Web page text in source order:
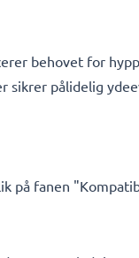
behovet for
sikrer pålidelig
på fanen